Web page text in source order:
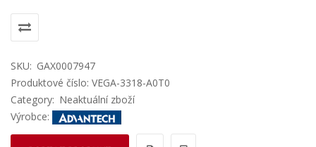
SKU: GAX0007947
Produktové číslo: VEGA-3318-A0T0
Category: Neaktuální zboží
Výrobce: